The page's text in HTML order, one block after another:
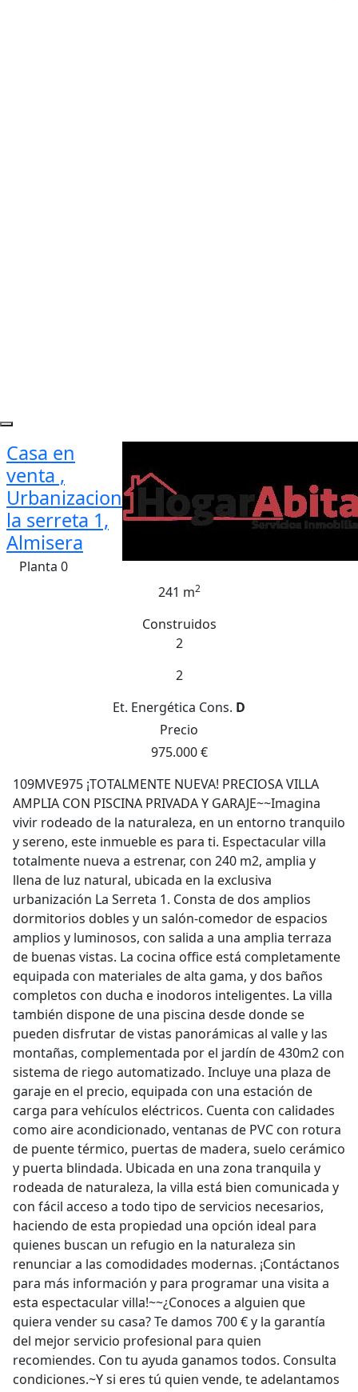
Casa en
venta ,
Urbanizacion
la serreta 1,
Almisera
Planta 0
241 m2
Construidos
2
2
Et. Energética Cons. D
Precio
975.000 €
109MVE975 ¡TOTALMENTE NUEVA! PRECIOSA VILLA
AMPLIA CON PISCINA PRIVADA Y GARAJE~~Imagina
vivir rodeado de la naturaleza, en un entorno tranquilo
y sereno, este inmueble es para ti. Espectacular villa
totalmente nueva a estrenar, con 240 m2, amplia y
llena de luz natural, ubicada en la exclusiva
urbanización La Serreta 1. Consta de dos amplios
dormitorios dobles y un salón-comedor de espacios
amplios y luminosos, con salida a una amplia terraza
de buenas vistas. La cocina office está completamente
equipada con materiales de alta gama, y dos baños
completos con ducha e inodoros inteligentes. La villa
también dispone de una piscina desde donde se
pueden disfrutar de vistas panorámicas al valle y las
montañas, complementada por el jardín de 430m2 con
sistema de riego automatizado. Incluye una plaza de
garaje en el precio, equipada con una estación de
carga para vehículos eléctricos. Cuenta con calidades
como aire acondicionado, ventanas de PVC con rotura
de puente térmico, puertas de madera, suelo cerámico
y puerta blindada. Ubicada en una zona tranquila y
rodeada de naturaleza, la villa está bien comunicada y
con fácil acceso a todo tipo de servicios necesarios,
haciendo de esta propiedad una opción ideal para
quienes buscan un refugio en la naturaleza sin
renunciar a las comodidades modernas. ¡Contáctanos
para más información y para programar una visita a
esta espectacular villa!~~¿Conoces a alguien que
quiera vender su casa? Te damos 700 € y la garantía
del mejor servicio profesional para quien
recomiendes. Con tu ayuda ganamos todos. Consulta
condiciones.~Y si eres tú quien vende, te adelantamos